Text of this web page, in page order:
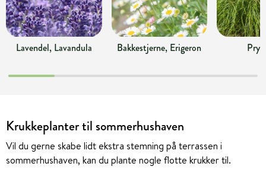
Lavendel, Lavandula Bakkestjerne, Erigeron
Krukkeplanter til sommerhushaven
Vil du gerne skabe lidt ekstra stemning på terrassen i
sommerhushaven, kan du plante nogle flotte krukker til.